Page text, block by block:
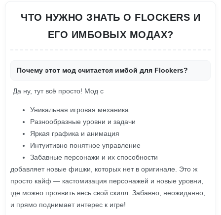
ЧТО НУЖНО ЗНАТЬ О FLOCKERS И
ЕГО ИМБОВЫХ МОДАХ?
Почему этот мод считается имбой для Flockers?
Да ну, тут всё просто! Мод с
Уникальная игровая механика
Разнообразные уровни и задачи
Яркая графика и анимация
Интуитивно понятное управление
Забавные персонажи и их способности
добавляет новые фишки, которых нет в оригинале. Это ж
просто кайф — кастомизация персонажей и новые уровни,
где можно проявить весь свой скилл. Забавно, неожиданно,
и прямо поднимает интерес к игре!